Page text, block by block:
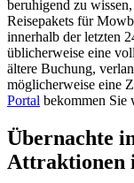
beruhigend zu
Reisepakets für
innerhalb der letzten
üblicherweise eine
ältere Buchung,
möglicherweise eine
Portal bekommen Sie
Übernachte
Attraktionen